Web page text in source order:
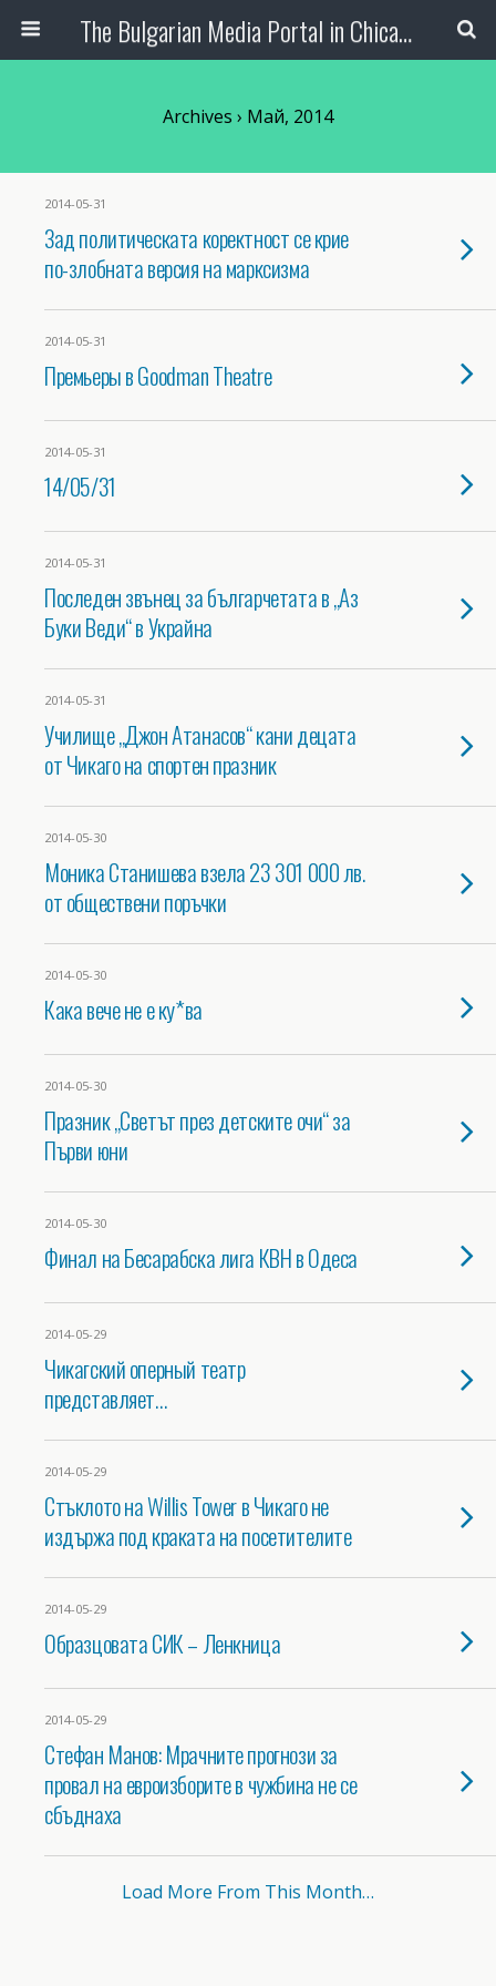
The Bulgarian Media Portal in Chicago
Archives › Май, 2014
2014-05-31
Зад политическата коректност се крие
по-злобната версия на марксизма
2014-05-31
Премьеры в Goodman Theatre
2014-05-31
14/05/31
2014-05-31
Последен звънец за българчетата в „Аз
Буки Веди“ в Украйна
2014-05-31
Училище „Джон Атанасов“ кани децата
от Чикаго на спортен празник
2014-05-30
Моника Станишева взела 23 301 000 лв.
от обществени поръчки
2014-05-30
Кака вече не е ку*ва
2014-05-30
Празник „Светът през детските очи“ за
Първи юни
2014-05-30
Финал на Бесарабска лига КВН в Одеса
2014-05-29
Чикагский оперный театр
представляет…
2014-05-29
Стъклото на Willis Tower в Чикаго не
издържа под краката на посетителите
2014-05-29
Образцовата СИК – Ленкница
2014-05-29
Стефан Манов: Мрачните прогнози за
провал на евроизборите в чужбина не се
сбъднаха
Load More From This Month…